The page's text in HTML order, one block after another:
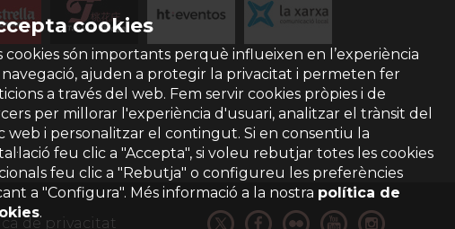
cookies
cookies són importants perquè influeixen en l’experiència
ajuden a protegir la privacitat i permeten fer
a través del web. Fem servir cookies pròpies i de
per millorar l'experiència d'usuari, analitzar el trànsit del
web i personalitzar el contingut. Si en consentiu la
feu clic a "Accepta", si voleu rebutjar totes les cookies
feu clic a "Rebutja" o configureu les preferències
a "Configura". Més informació a la nostra política de
.
de privacitat